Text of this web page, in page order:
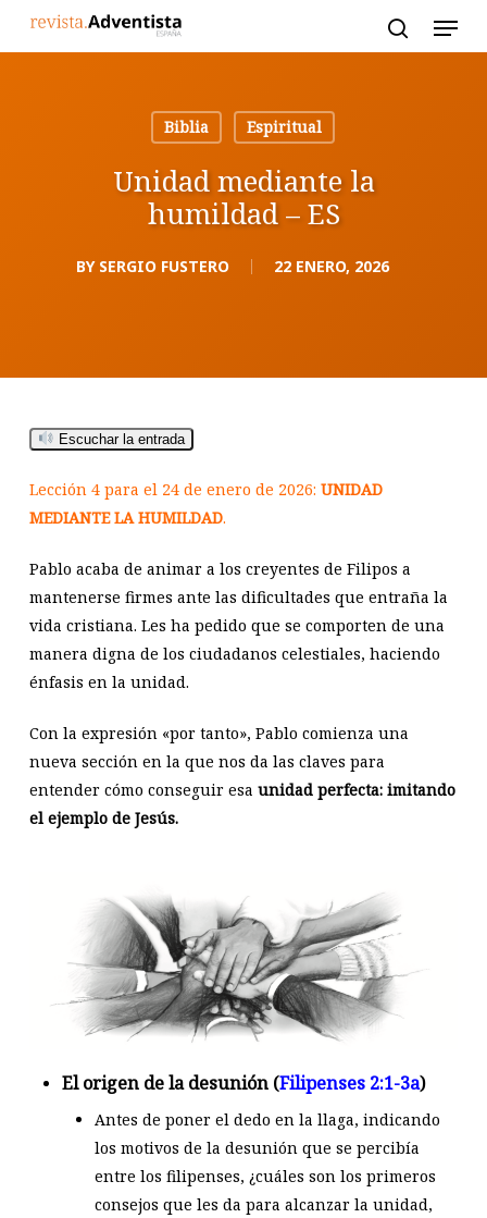
Biblia
Espiritual
Unidad mediante la
humildad – ES
BY SERGIO FUSTERO 22 ENERO, 2026
Escuchar la entrada
Lección 4 para el 24 de enero de 2026: UNIDAD
MEDIANTE LA HUMILDAD.
Pablo acaba de animar a los creyentes de Filipos a
mantenerse firmes ante las dificultades que entraña la
vida cristiana. Les ha pedido que se comporten de una
manera digna de los ciudadanos celestiales, haciendo
énfasis en la unidad.
Con la expresión «por tanto», Pablo comienza una
nueva sección en la que nos da las claves para
entender cómo conseguir esa unidad perfecta: imitando
el ejemplo de Jesús.
El origen de la desunión (Filipenses 2:1-3a)
Antes de poner el dedo en la llaga, indicando
los motivos de la desunión que se percibía
entre los filipenses, ¿cuáles son los primeros
consejos que les da para alcanzar la unidad,